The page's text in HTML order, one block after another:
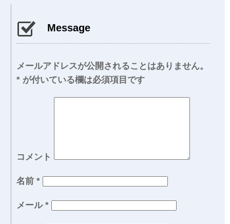
Message
メールアドレスが公開されることはありません。
* が付いている欄は必須項目です
コメント
名前 *
メール *